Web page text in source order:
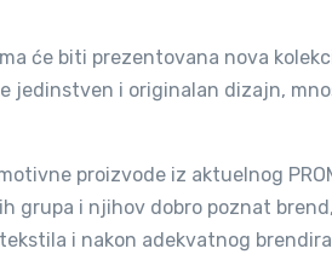
će biti prezentovana nova
jedinstven i originalan dizajn,
proizvode iz aktuelnog
grupa i njihov dobro poznat
i nakon adekvatnog